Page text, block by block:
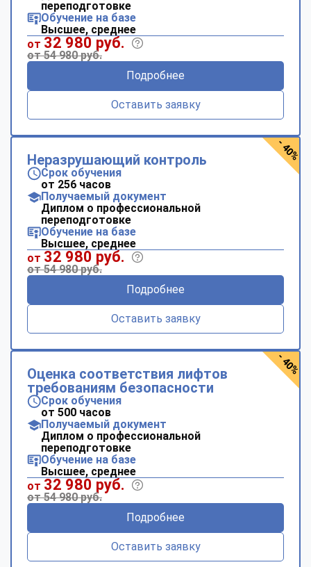
переподготовке
Обучение на базе
Высшее, среднее
от 32 980 руб.
от 54 980 руб.
Подробнее
Оставить заявку
Неразрушающий контроль
Срок обучения
от 256 часов
Получаемый документ
Диплом о профессиональной
переподготовке
Обучение на базе
Высшее, среднее
от 32 980 руб.
от 54 980 руб.
Подробнее
Оставить заявку
- 40%
Оценка соответствия лифтов
требованиям безопасности
Срок обучения
от 500 часов
Получаемый документ
Диплом о профессиональной
переподготовке
Обучение на базе
Высшее, среднее
от 32 980 руб.
от 54 980 руб.
Подробнее
Оставить заявку
- 40%